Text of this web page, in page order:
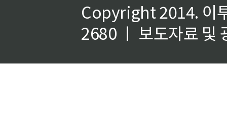
Copyright 2014. 이
2680 ㅣ 보도자료